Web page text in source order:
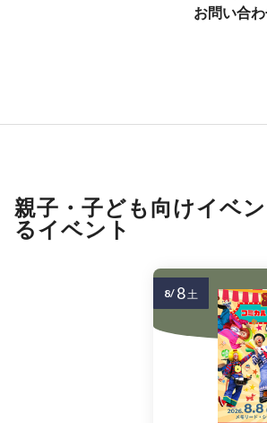
お問い合
親子・子ども向けイベ
るイベント
8/ 8土